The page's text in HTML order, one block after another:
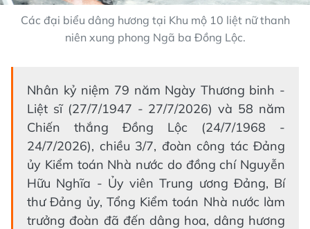
Các đại biểu dâng hương tại Khu mộ 10 liệt nữ thanh
niên xung phong Ngã ba Đồng Lộc.
Nhân kỷ niệm 79 năm Ngày Thương binh -
Liệt sĩ (27/7/1947 - 27/7/2026) và 58 năm
Chiến thắng Đồng Lộc (24/7/1968 -
24/7/2026), chiều 3/7, đoàn công tác Đảng
ủy Kiểm toán Nhà nước do đồng chí Nguyễn
Hữu Nghĩa - Ủy viên Trung ương Đảng, Bí
thư Đảng ủy, Tổng Kiểm toán Nhà nước làm
trưởng đoàn đã đến dâng hoa, dâng hương